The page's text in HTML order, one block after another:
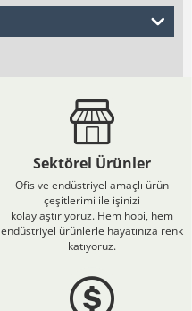
Sektörel Ürünler
Ofis ve endüstriyel amaçlı ürün
çeşitlerimi ile işinizi
kolaylaştırıyoruz. Hem hobi, hem
endüstriyel ürünlerle hayatınıza renk
katıyoruz.